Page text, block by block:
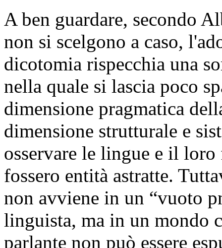
A ben guardare, secondo
non si scelgono a caso,
dicotomia rispecchia una
nella quale si lascia poco
dimensione pragmatica
dimensione strutturale e
osservare le lingue e il loro
fossero entità astratte.
non avviene in un “vuoto
linguista, ma in un mondo
parlante non può essere